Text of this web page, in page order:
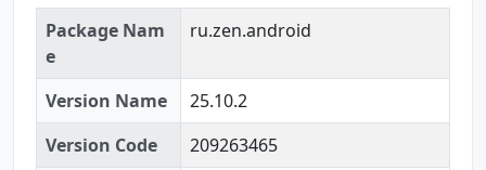
Package Nam
e
ru.zen.android
Version Name
25.10.2
Version Code
209263465